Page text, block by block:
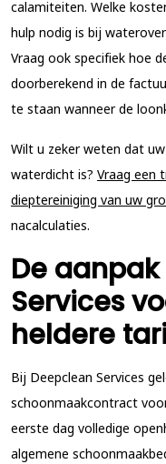
calamiteiten. Welke
hulp nodig is bij
Vraag ook specifiek hoe
doorberekend in de
te staan wanneer de
Wilt u zeker weten dat
waterdicht is? Vraag een
dieptereiniging van uw
nacalculaties.
De
Services
heldere
Bij Deepclean Services
schoonmaakcontract
eerste dag volledige
algemene